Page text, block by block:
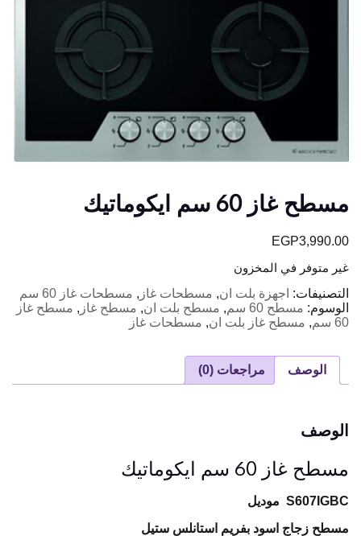
مسطح غاز 60 سم ايكوماتيك
EGP3,990.00
غير متوفر في المخزون
التصنيفات: اجهزة بلت ان, مسطحات غاز , مسطحات غاز 60 سم
الوسوم: مسطح 60 سم , مسطح بلت ان, مسطح غاز , مسطح غاز
60 سم
, مسطح غاز بلت ان, مسطحات غاز
الوصف مراجعات (0)
الوصف
مسطح غاز 60 سم ايكوماتيك
S607IGBC موديل
مسطح زجاج اسود بفريم استانلس ستيل